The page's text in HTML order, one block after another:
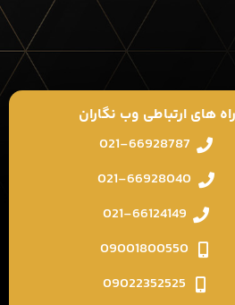
راه های ارتباطی وب نگاران
021-66928787
021-66928040
021-66124149
09001800550
09022352525